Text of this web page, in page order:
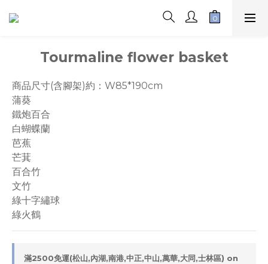
Tourmaline flower basket
商品尺寸(含腳架)約：W85*190cm
蒲葵
鐵炮百合
白蝴蝶蘭
芭蕉
芒萁
百合竹
文竹
綠十字繡球
綠火鶴
滿2500免運(松山,內湖,南港,中正,中山,萬華,大同,士林區) on